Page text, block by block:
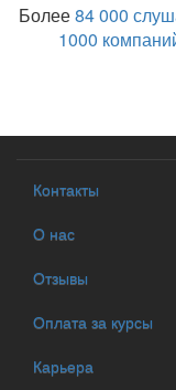
Более84 000
1000
Контакты
О нас
Отзывы
Оплата за курсы
Карьера